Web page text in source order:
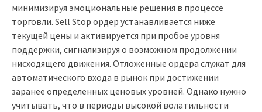
минимизируя эмоциональные решения в процессе
торговли. Sell Stop ордер устанавливается ниже
текущей цены и активируется при пробое уровня
поддержки, сигнализируя о возможном продолжении
нисходящего движения. Отложенные ордера служат для
автоматического входа в рынок при достижении
заранее определенных ценовых уровней. Однако нужно
учитывать, что в периоды высокой волатильности